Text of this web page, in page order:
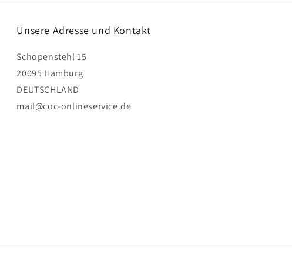
Unsere Adresse und Kontakt
Schopenstehl 15
20095 Hamburg
DEUTSCHLAND
mail@coc-onlineservice.de